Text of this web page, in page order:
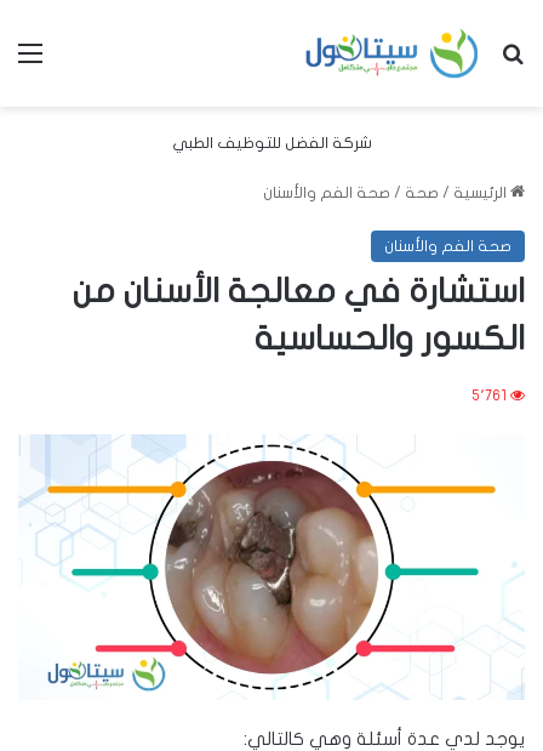
بحث عن
شركة الفضل للتوظيف الطبي
الرئيسية / صحة / صحة الفم والأسنان
صحة الفم والأسنان
استشارة في معالجة الأسنان من
الكسور والحساسية
5٬761
يوجد لدي عدة أسئلة وهي كالتالي: